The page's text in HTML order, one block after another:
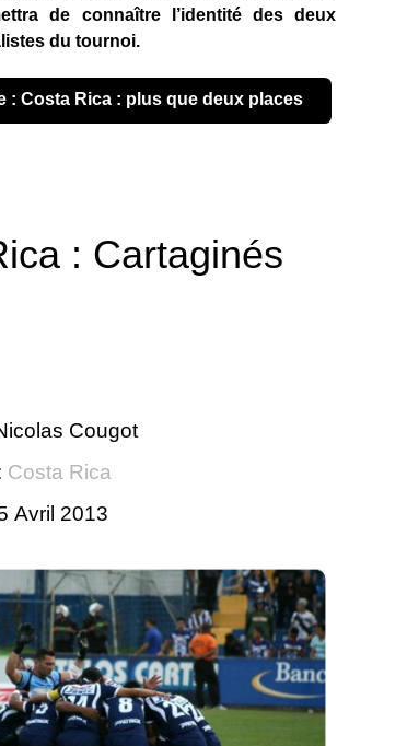
de connaître l’identité des deux
du tournoi.
: Costa Rica : plus que deux places
: Cartaginés
Cougot
Costa Rica
Avril 2013